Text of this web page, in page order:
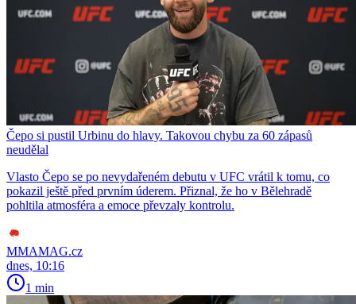
Čepo si pustil Urbinu do hlavy. Takovou chybu za 60 zápasů
neudělal
Vlasto Čepo se po nevydařeném debutu v UFC vrátil k tomu, co
pokazil ještě před prvním úderem. Přiznal, že ho v Bělehradě
pohltila atmosféra a emoce převzaly kontrolu.
MMAMAG.cz
dnes, 10:16
1 min